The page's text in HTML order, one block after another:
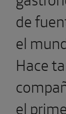
de
el
Hace
el